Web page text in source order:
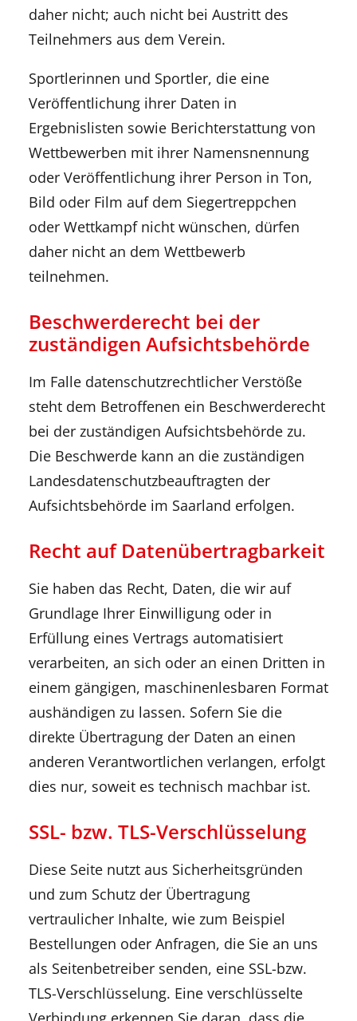
daher nicht; auch nicht bei Austritt des
Teilnehmers aus dem Verein.
Sportlerinnen und Sportler, die eine
Veröffentlichung ihrer Daten in
Ergebnislisten sowie Berichterstattung von
Wettbewerben mit ihrer Namensnennung
oder Veröffentlichung ihrer Person in Ton,
Bild oder Film auf dem Siegertreppchen
oder Wettkampf nicht wünschen, dürfen
daher nicht an dem Wettbewerb
teilnehmen.
Beschwerderecht bei der
zuständigen Aufsichtsbehörde
Im Falle datenschutzrechtlicher Verstöße
steht dem Betroffenen ein Beschwerderecht
bei der zuständigen Aufsichtsbehörde zu.
Die Beschwerde kann an die zuständigen
Landesdatenschutzbeauftragten der
Aufsichtsbehörde im Saarland erfolgen.
Recht auf Datenübertragbarkeit
Sie haben das Recht, Daten, die wir auf
Grundlage Ihrer Einwilligung oder in
Erfüllung eines Vertrags automatisiert
verarbeiten, an sich oder an einen Dritten in
einem gängigen, maschinenlesbaren Format
aushändigen zu lassen. Sofern Sie die
direkte Übertragung der Daten an einen
anderen Verantwortlichen verlangen, erfolgt
dies nur, soweit es technisch machbar ist.
SSL- bzw. TLS-Verschlüsselung
Diese Seite nutzt aus Sicherheitsgründen
und zum Schutz der Übertragung
vertraulicher Inhalte, wie zum Beispiel
Bestellungen oder Anfragen, die Sie an uns
als Seitenbetreiber senden, eine SSL-bzw.
TLS-Verschlüsselung. Eine verschlüsselte